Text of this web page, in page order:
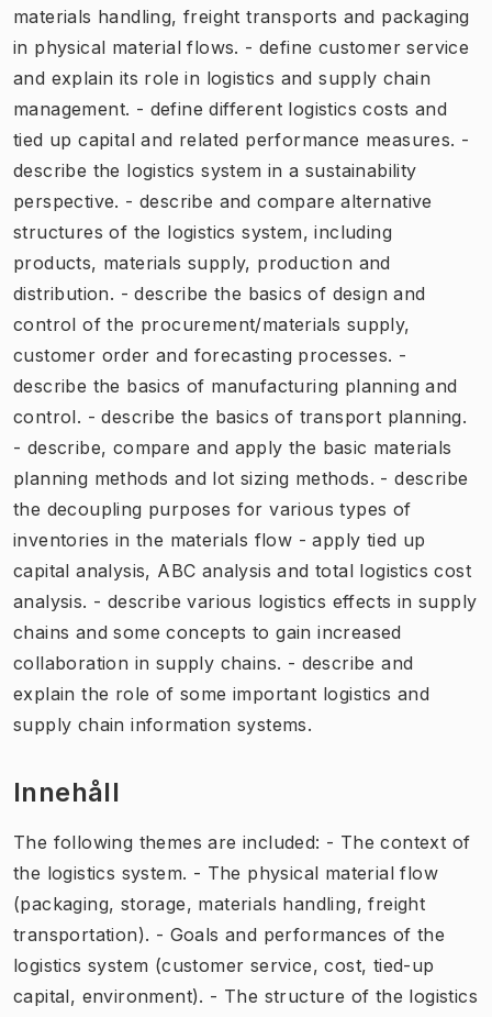
materials handling, freight transports and packaging
in physical material flows. - define customer service
and explain its role in logistics and supply chain
management. - define different logistics costs and
tied up capital and related performance measures. -
describe the logistics system in a sustainability
perspective. - describe and compare alternative
structures of the logistics system, including
products, materials supply, production and
distribution. - describe the basics of design and
control of the procurement/materials supply,
customer order and forecasting processes. -
describe the basics of manufacturing planning and
control. - describe the basics of transport planning.
- describe, compare and apply the basic materials
planning methods and lot sizing methods. - describe
the decoupling purposes for various types of
inventories in the materials flow - apply tied up
capital analysis, ABC analysis and total logistics cost
analysis. - describe various logistics effects in supply
chains and some concepts to gain increased
collaboration in supply chains. - describe and
explain the role of some important logistics and
supply chain information systems.
Innehåll
The following themes are included: - The context of
the logistics system. - The physical material flow
(packaging, storage, materials handling, freight
transportation). - Goals and performances of the
logistics system (customer service, cost, tied-up
capital, environment). - The structure of the logistics